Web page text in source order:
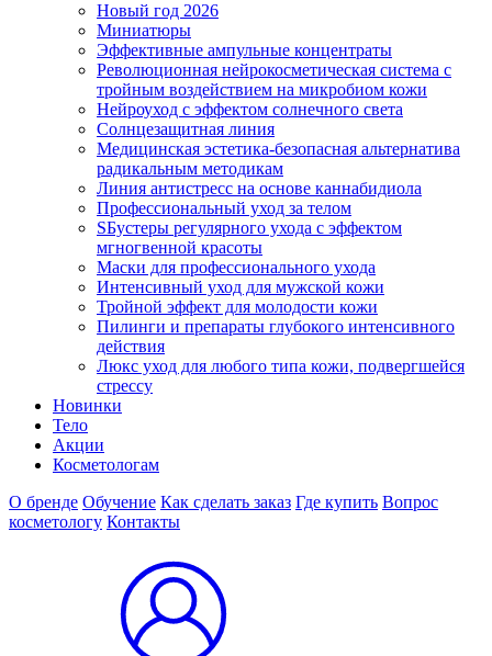
Новый год 2026
Миниатюры
Эффективные ампульные концентраты
Революционная нейрокосметическая система с
тройным воздействием на микробиом кожи
Нейроуход с эффектом солнечного света
Солнцезащитная линия
Медицинская эстетика-безопасная альтернатива
радикальным методикам
Линия антистресс на основе каннабидиола
Профессиональный уход за телом
SБустеры регулярного ухода с эффектом
мгногвенной красоты
Маски для профессионального ухода
Интенсивный уход для мужской кожи
Тройной эффект для молодости кожи
Пилинги и препараты глубокого интенсивного
действия
Люкс уход для любого типа кожи, подвергшейся
стрессу
Новинки
Тело
Акции
Косметологам
О бренде Обучение Как сделать заказ Где купить Вопрос
косметологу Контакты